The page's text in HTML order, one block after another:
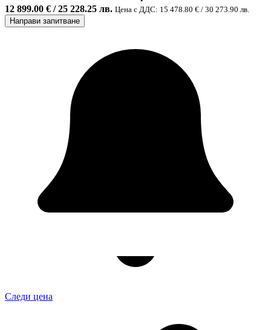
12 899.00 € / 25 228.25 лв. Цена с ДДС: 15 478.80 € / 30 273.90 лв.
Направи запитване
Следи цена